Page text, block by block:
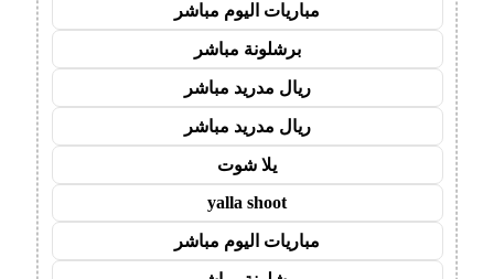
مباريات اليوم مباشر
برشلونة مباشر
ريال مدريد مباشر
ريال مدريد مباشر
يلا شوت
yalla shoot
مباريات اليوم مباشر